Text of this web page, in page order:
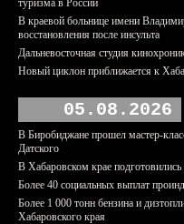
туризма в России
В краевой больнице имени
восстановления после инсульта
Дальневосточная студия
Новый циклон приближается к
05.08.2026
В Биробиджане прошел мастер-
Датского
В Хабаровском крае
Более 40 социальных выплат
Более 1 000 тонн бензина и
Хабаровского края